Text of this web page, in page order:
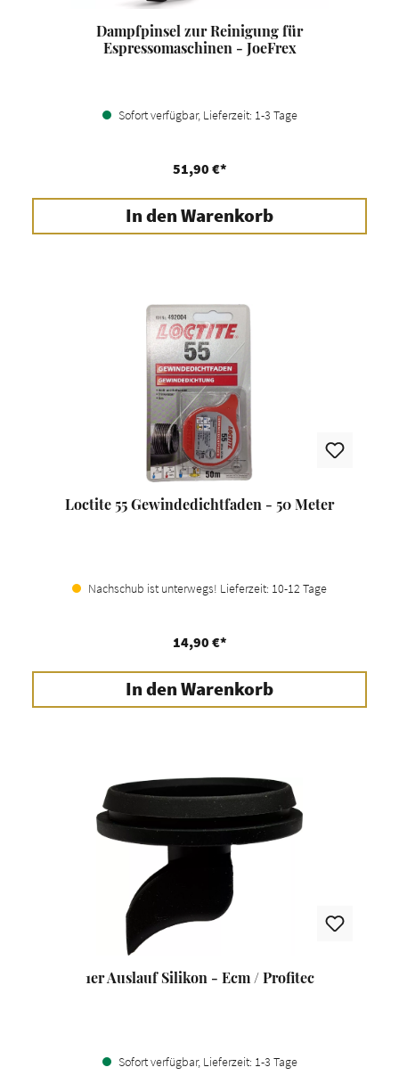
Dampfpinsel zur Reinigung für
Espressomaschinen - JoeFrex
Sofort verfügbar, Lieferzeit: 1-3 Tage
51,90 €*
In den Warenkorb
Loctite 55 Gewindedichtfaden - 50 Meter
Nachschub ist unterwegs! Lieferzeit: 10-12 Tage
14,90 €*
In den Warenkorb
1er Auslauf Silikon - Ecm / Profitec
Sofort verfügbar, Lieferzeit: 1-3 Tage